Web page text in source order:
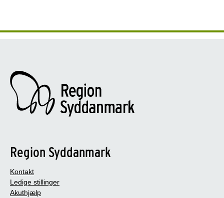
Region Syddanmark
Kontakt
Ledige stillinger
Akuthjælp